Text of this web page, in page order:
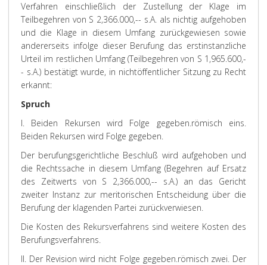
Verfahren einschließlich der Zustellung der Klage im
Teilbegehren von S 2,366.000,-- s.A. als nichtig aufgehoben
und die Klage in diesem Umfang zurückgewiesen sowie
andererseits infolge dieser Berufung das erstinstanzliche
Urteil im restlichen Umfang (Teilbegehren von S 1,965.600,-
- s.A.) bestätigt wurde, in nichtöffentlicher Sitzung zu Recht
erkannt:
Spruch
I. Beiden Rekursen wird Folge gegeben.römisch eins.
Beiden Rekursen wird Folge gegeben.
Der berufungsgerichtliche Beschluß wird aufgehoben und
die Rechtssache in diesem Umfang (Begehren auf Ersatz
des Zeitwerts von S 2,366.000,-- s.A.) an das Gericht
zweiter Instanz zur meritorischen Entscheidung über die
Berufung der klagenden Partei zurückverwiesen.
Die Kosten des Rekursverfahrens sind weitere Kosten des
Berufungsverfahrens.
II. Der Revision wird nicht Folge gegeben.römisch zwei. Der